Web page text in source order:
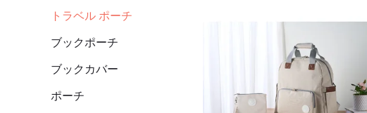
トラベル ポーチ
ブックポーチ
ブックカバー
ポーチ